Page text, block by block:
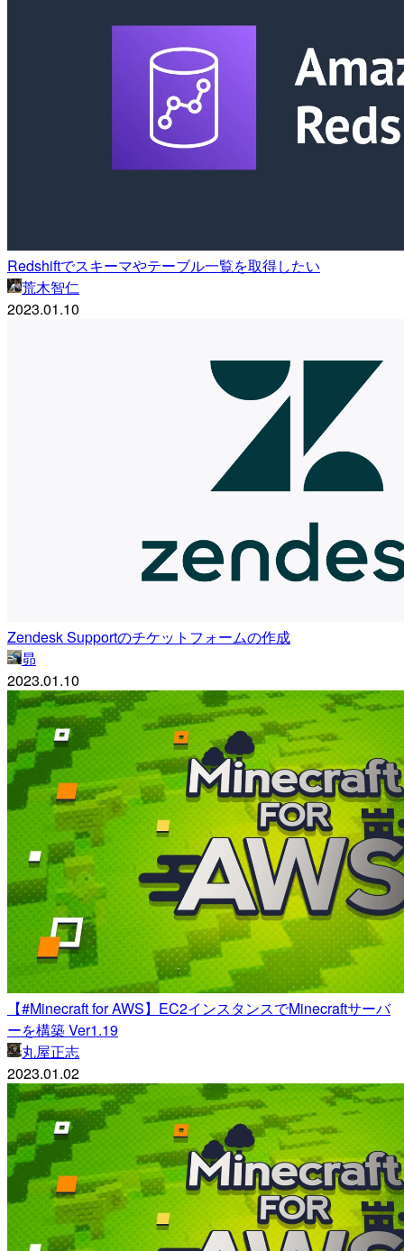
Redshiftでスキーマやテーブル一覧を取得したい
荒木智仁
2023.01.10
Zendesk Supportのチケットフォームの作成
昴
2023.01.10
【#Minecraft for AWS】EC2インスタンスでMinecraftサーバ
ーを構築 Ver1.19
丸屋正志
2023.01.02